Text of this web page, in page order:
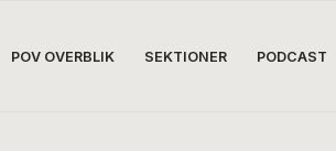
POV OVERBLIK SEKTIONER PODCAST